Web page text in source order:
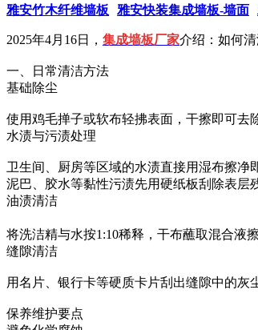
雅安竹木纤维墙板 雅安快装集成墙板-墙面
2025年4月16日， 集成墙板厂家介绍：如何
‌一、日常清洁方法‌
‌基础除尘‌
使用鸡毛掸子或软布轻拂表面，干擦即可去
‌水渍与污渍处理‌
卫生间、厨房等区域的水渍直接用湿布擦净
泥巴、胶水等黏性污渍先用硬纸板刮除表层
‌油渍清洁‌
将洗洁精与水按1:10稀释，干布蘸取混合液
‌缝隙清洁‌
用名片、银行卡等硬质卡片刮出缝隙中的灰
保养维护要点‌